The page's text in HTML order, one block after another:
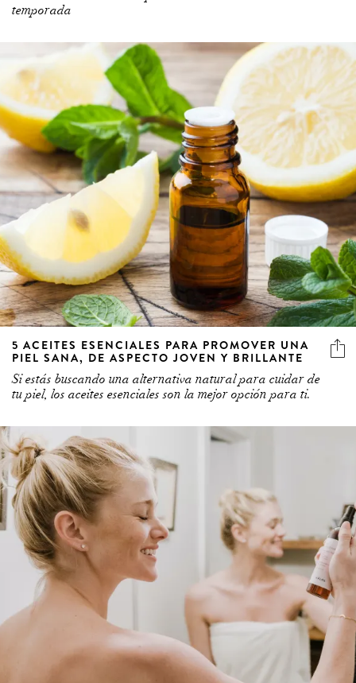
temporada
5 ACEITES ESENCIALES PARA PROMOVER UNA
PIEL SANA, DE ASPECTO JOVEN Y BRILLANTE
Si estás buscando una alternativa natural para cuidar de
tu piel, los aceites esenciales son la mejor opción para ti.